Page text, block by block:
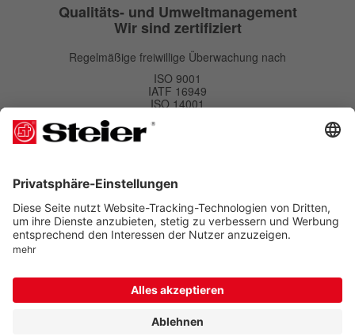
Qualitäts- und Umweltmanagement
Wir sind zertifiziert
Regelmäßige freiwillige Überwachung nach
ISO 9001
IATF 16949
ISO 14001
Kostenlos bestellen und Vorteile sichern. Eine Abmeldung ist jederzeit möglich.
Folgen Sie uns auf